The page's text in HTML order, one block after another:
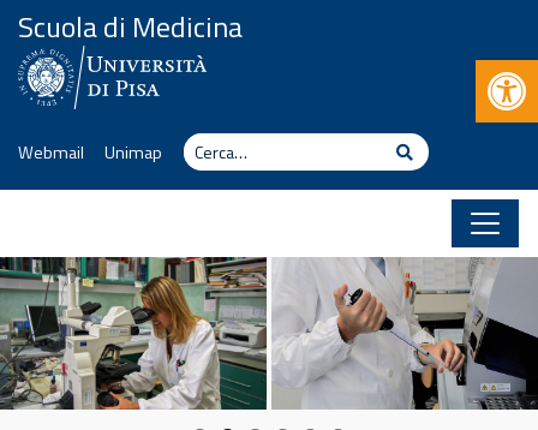
Vai al contenuto
Scuola di Medicina
Webmail Unimap Cerca Cerca